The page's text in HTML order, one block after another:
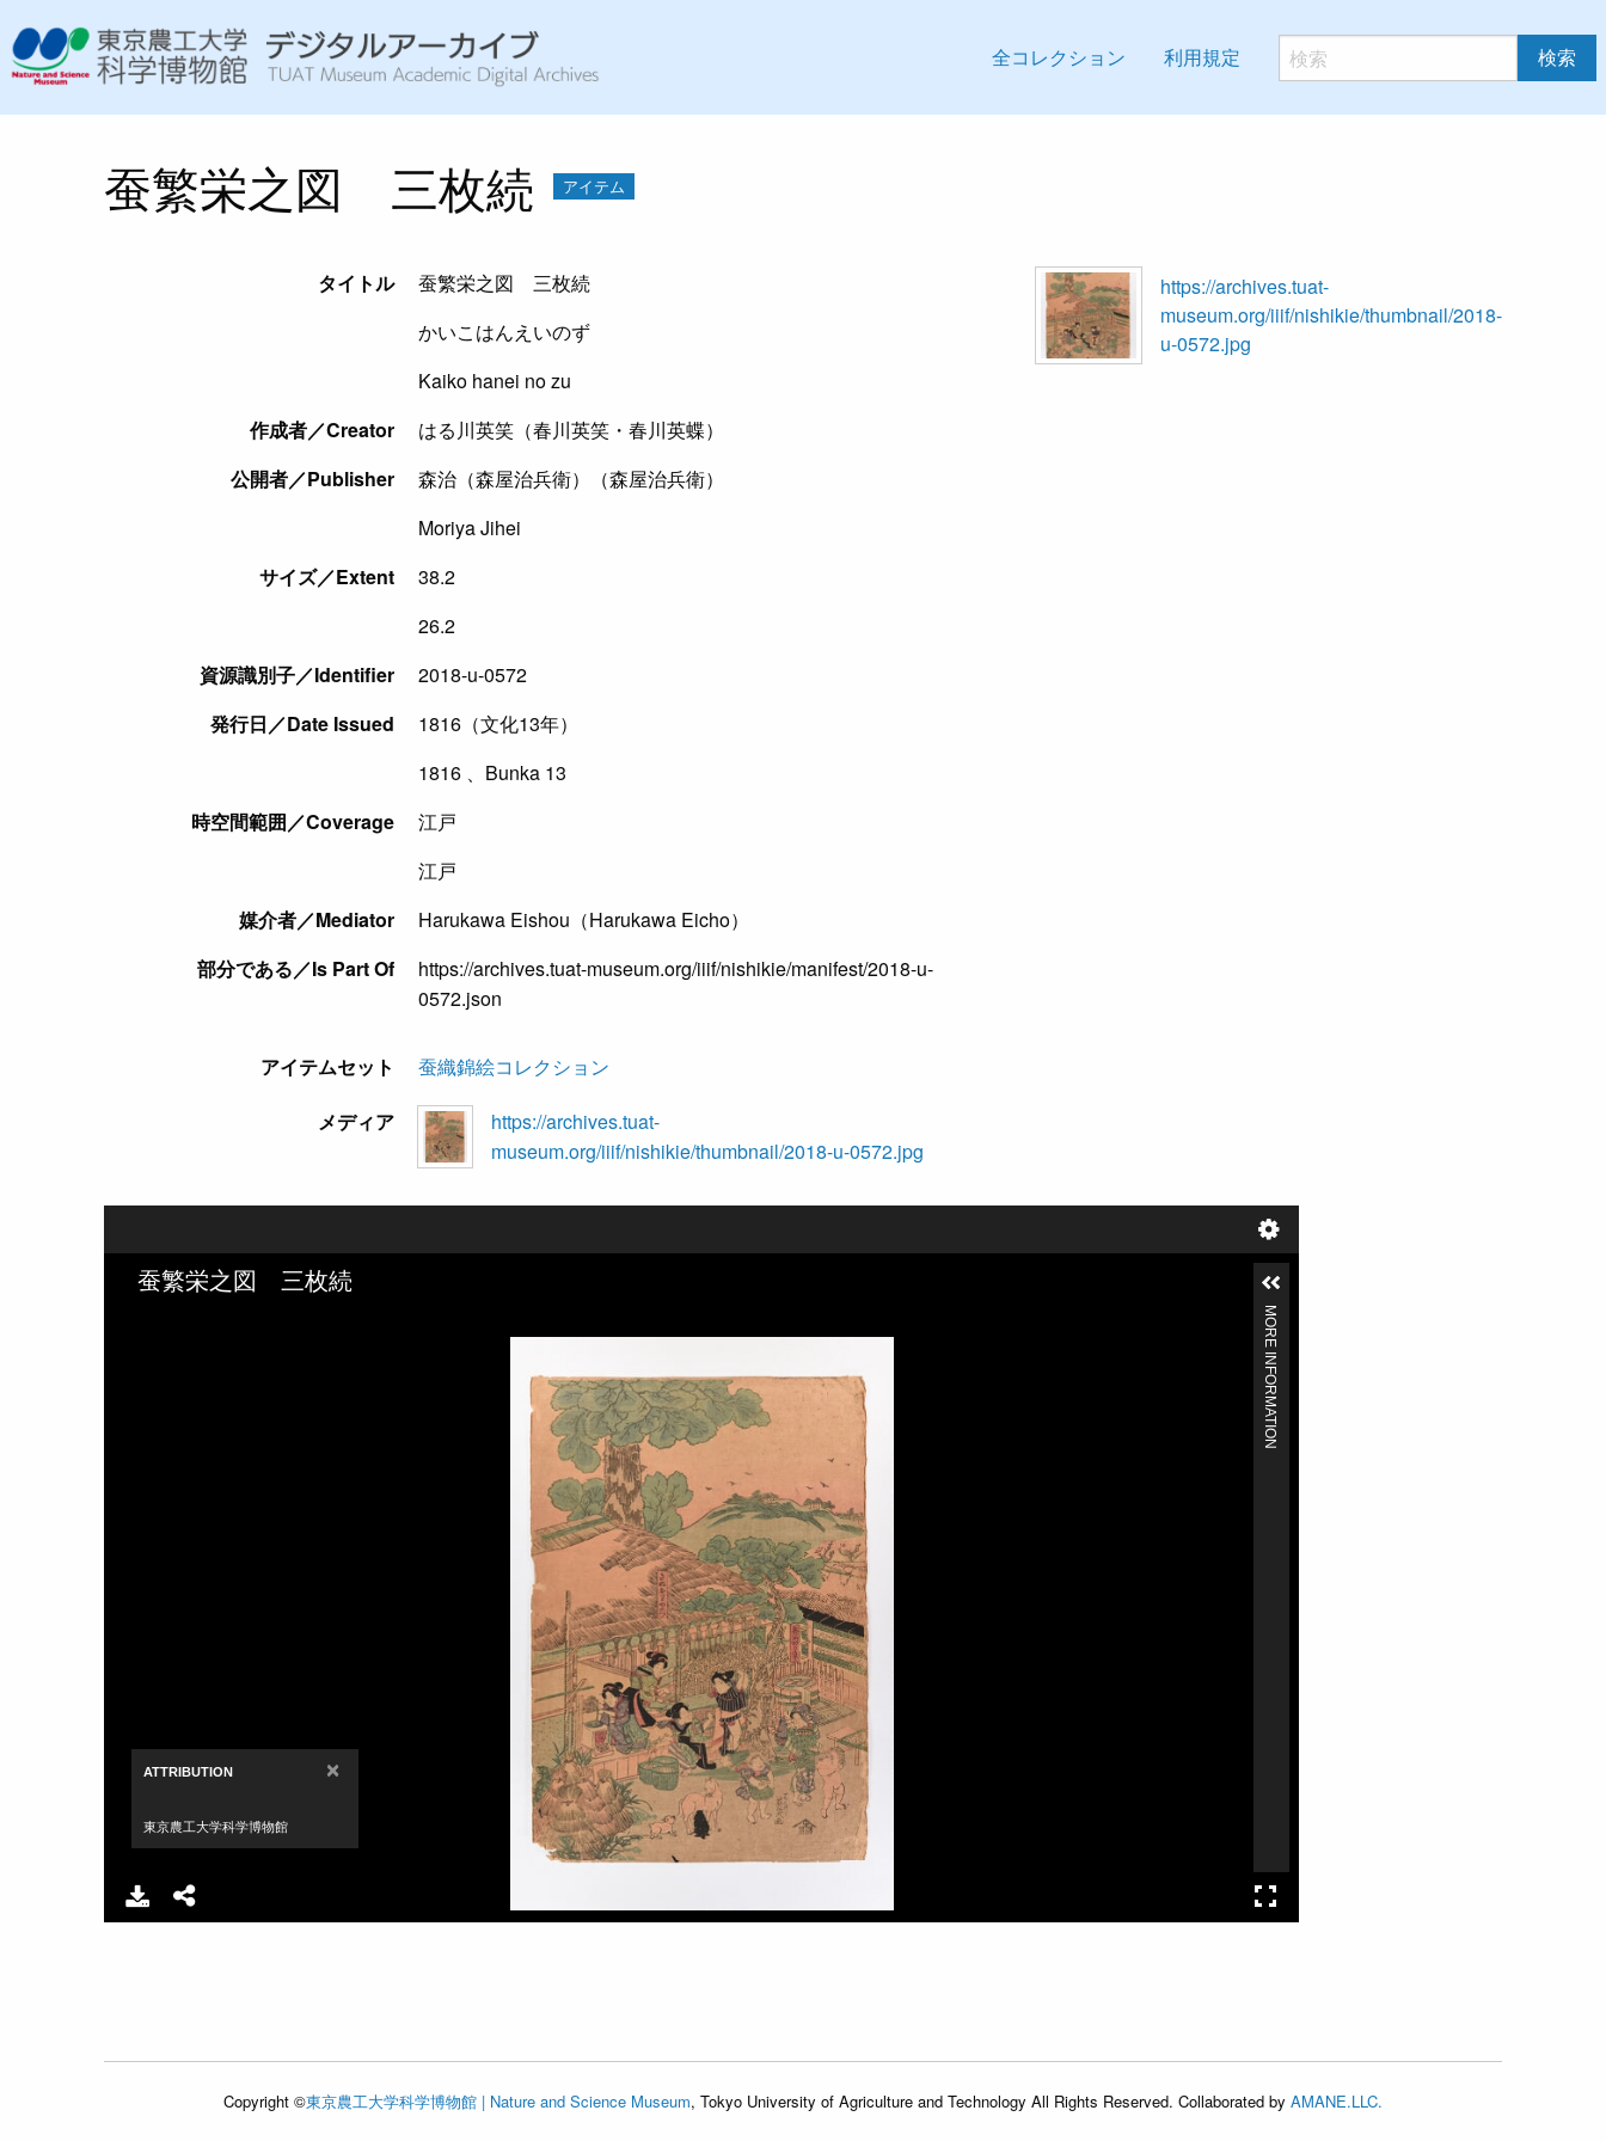
全コレクション 利用規定 検索
蚕繁栄之図 三枚続 アイテム
https://archives.tuat-
museum.org/iiif/nishikie/thumbnail/2018-
u-0572.jpg
タイトル
蚕繁栄之図 三枚続
かいこはんえいのず
Kaiko hanei no zu
作成者／Creator
はる川英笑（春川英笑・春川英蝶）
公開者／Publisher
森治（森屋治兵衛）（森屋治兵衛）
Moriya Jihei
サイズ／Extent
38.2
26.2
資源識別子／Identifier
2018-u-0572
発行日／Date Issued
1816（文化13年）
1816 、Bunka 13
時空間範囲／Coverage
江戸
江戸
媒介者／Mediator
Harukawa Eishou（Harukawa Eicho）
部分である／Is Part Of
https://archives.tuat-museum.org/iiif/nishikie/manifest/2018-u-
0572.json
アイテムセット
蚕織錦絵コレクション
メディア
https://archives.tuat-
museum.org/iiif/nishikie/thumbnail/2018-u-0572.jpg
蚕繁栄之図 三枚続
ATTRIBUTION ×
東京農工大学科学博物館
MORE INFORMATION
Copyright ©東京農工大学科学博物館 | Nature and Science Museum, Tokyo University of Agriculture and Technology All Rights Reserved. Collaborated by AMANE.LLC.